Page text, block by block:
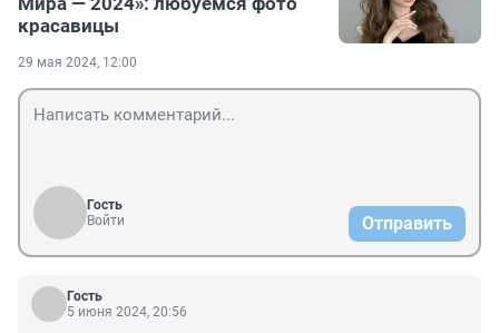
красавицы
29 мая 2024, 12:00
Гость
Войти
Отправить
Гость
5 июня 2024, 20:56